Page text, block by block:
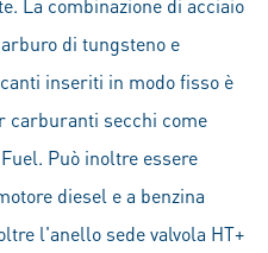
La combinazione di acciaio
di tungsteno e
inseriti in modo fisso è
carburanti secchi come
Può inoltre essere
diesel e a benzina
l'anello sede valvola HT+